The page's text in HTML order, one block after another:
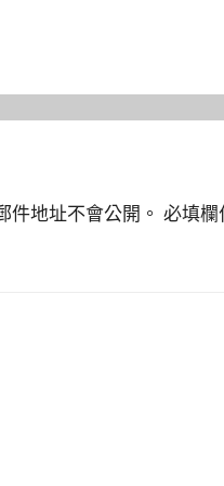
件地址不會公開。 必填欄